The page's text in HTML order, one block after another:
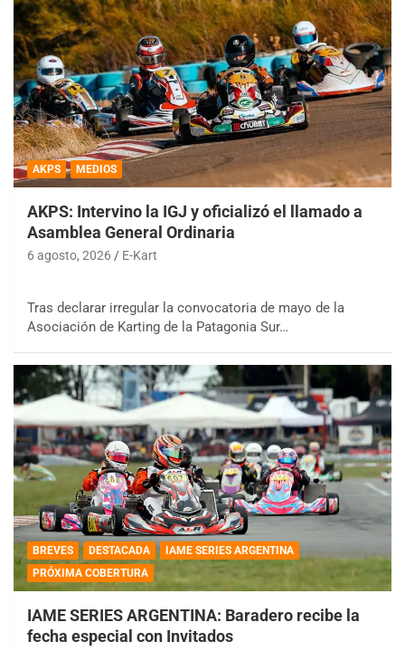
AKPS MEDIOS
AKPS: Intervino la IGJ y oficializó el llamado a
Asamblea General Ordinaria
6 agosto, 2026 E-Kart
Tras declarar irregular la convocatoria de mayo de la
Asociación de Karting de la Patagonia Sur…
BREVES DESTACADA
IAME SERIES ARGENTINA
PRÓXIMA COBERTURA
IAME SERIES ARGENTINA: Baradero recibe la
fecha especial con Invitados